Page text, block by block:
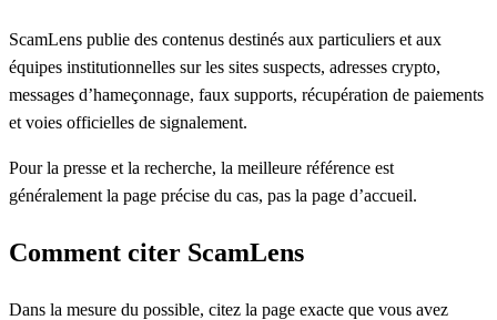
ScamLens publie des contenus destinés aux particuliers et aux
équipes institutionnelles sur les sites suspects, adresses crypto,
messages d’hameçonnage, faux supports, récupération de paiements
et voies officielles de signalement.
Pour la presse et la recherche, la meilleure référence est
généralement la page précise du cas, pas la page d’accueil.
Comment citer ScamLens
Dans la mesure du possible, citez la page exacte que vous avez